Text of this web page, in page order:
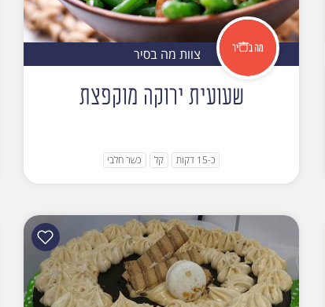
צוות מה בסיר
שעועית ירוקה מוקפצת
כ-15 דקות קל כשר חלבי